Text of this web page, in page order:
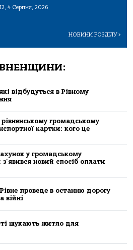
4 Серпня, 2026
НОВИНИ РОЗДІЛУ>
відбудуться в Рівному
громадському
картки: кого це
у громадському
з'явився новий спосіб оплати
проведе в останню дорогу
війні
шукають житло для